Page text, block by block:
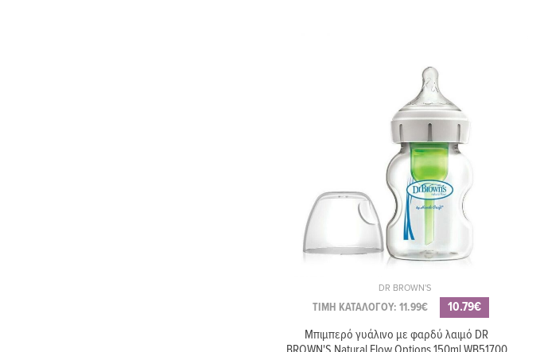
DR BROWN'S
ΤΙΜΗ ΚΑΤΑΛΟΓΟΥ: 11.99€
10.79€
Μπιμπερό γυάλινο με φαρδύ λαιμό DR